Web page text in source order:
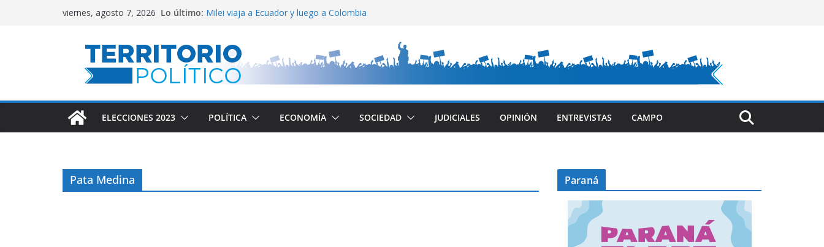
viernes, agosto 7, 2026 Lo último: Milei viaja a Ecuador y luego a Colombia
Reservas del Central: gran aumento
Conflicto por Vaca Muerta
ELECCIONES 2023 POLÍTICA ECONOMÍA SOCIEDAD JUDICIALES OPINIÓN ENTREVISTAS CAMPO
Pata Medina Paraná